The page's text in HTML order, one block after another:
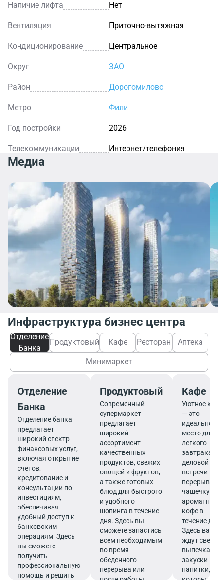
Наличие лифта Нет
Вентиляция Приточно-вытяжная
Кондиционирование Центральное
Округ ЗАО
Район Дорогомилово
Метро Фили
Год постройки 2026
Телекоммуникации Интернет/телефония
Медиа
Инфраструктура бизнес центра
Отделение
Банка
Продуктовый Кафе Ресторан Аптека
Минимаркет
Отделение
Банка
Отделение банка
предлагает
широкий спектр
финансовых услуг,
включая открытие
счетов,
кредитование и
консультации по
инвестициям,
обеспечивая
удобный доступ к
банковским
операциям. Здесь
вы сможете
получить
профессиональную
помощь и решить
Продуктовый
Современный
супермаркет
предлагает
широкий
ассортимент
качественных
продуктов, свежих
овощей и фруктов,
а также готовых
блюд для быстрого
и удобного
шопинга в течение
дня. Здесь вы
сможете запастись
всем необходимым
во время
обеденного
перерыва или
после работы.
Кафе
Уютное
— это
идеальное
место для
легкого
завтрака,
деловой
встречи
перерыва
чашечку
кофе в
течение
Здесь вас
ждут
выпечка,
закуски и
напитки,
которые